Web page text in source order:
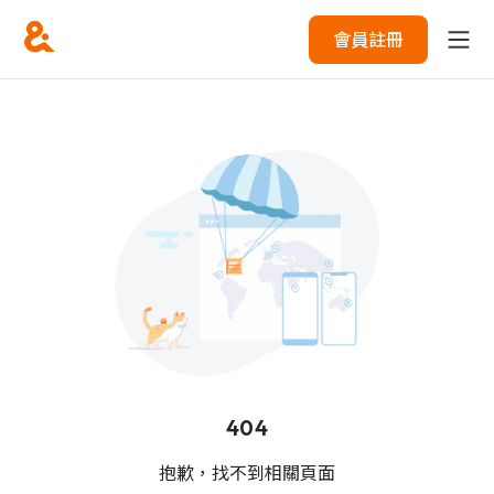
會員註冊
404
抱歉，找不到相關頁面